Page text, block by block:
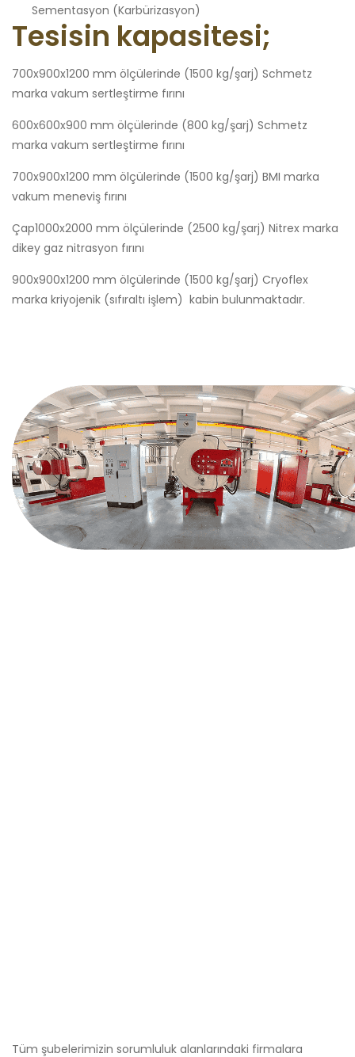
Sementasyon (Karbürizasyon)
Tesisin kapasitesi;
700x900x1200 mm ölçülerinde (1500 kg/şarj) Schmetz
marka vakum sertleştirme fırını
600x600x900 mm ölçülerinde (800 kg/şarj) Schmetz
marka vakum sertleştirme fırını
700x900x1200 mm ölçülerinde (1500 kg/şarj) BMI marka
vakum meneviş fırını
Çap1000x2000 mm ölçülerinde (2500 kg/şarj) Nitrex marka
dikey gaz nitrasyon fırını
900x900x1200 mm ölçülerinde (1500 kg/şarj) Cryoflex
marka kriyojenik (sıfıraltı işlem) kabin bulunmaktadır.
Tüm şubelerimizin sorumluluk alanlarındaki firmalara